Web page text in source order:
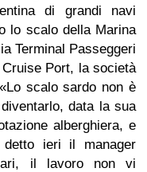
di grandi navi
lo scalo della Marina
Terminal Passeggeri
Port, la società
scalo sardo non è
data la sua
alberghiera, e
ieri il manager
il lavoro non vi